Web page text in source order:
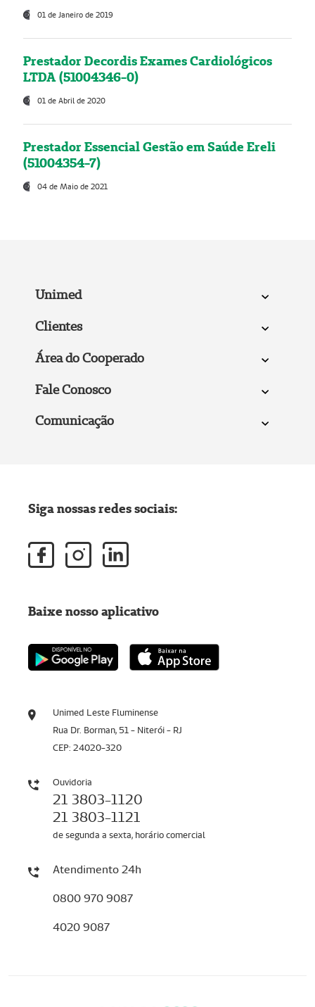
01 de Janeiro de 2019
Prestador Decordis Exames Cardiológicos
LTDA (51004346-0)
01 de Abril de 2020
Prestador Essencial Gestão em Saúde Ereli
(51004354-7)
04 de Maio de 2021
Unimed
Clientes
Área do Cooperado
Fale Conosco
Comunicação
Unimed Leste Fluminense
Rua Dr. Borman, 51 - Niterói - RJ
CEP: 24020-320
Ouvidoria
21 3803-1120
21 3803-1121
de segunda a sexta, horário comercial
Atendimento 24h
0800 970 9087
4020 9087
Siga nossas redes sociais:
Baixe nosso aplicativo